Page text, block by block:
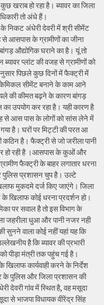
खराब हो रहा है। ब्यावर का जिला
तो अंधे हैं।
निकट अंधेरी देवरी में श्री सीमेंट
आसपास के ग्रामीणों का जीना
औद्योगिक घराने का है। यूं तो
प्लांट की वजह से ग्रामीणों को
पिछले कुछ दिनों में फैक्ट्री में
केमिकल सीमेंट बनाने के काम आने
की कीमत बढ़ने के कारण बांगड़
उपयोग कर रहा है। यही कारण है
से आस पास के लोगों को सांस लेने में
गया है। घरों पर मिट्टी की परत आ
कठिन है। फैक्ट्री से जो जरीला पानी
हो रही है ।आसपास के कुओं और
फैक्ट्री के बाहर लगातार धरना
पुलिस प्रशासन चुप है। उल्टे
मुकदमे दर्ज किए जाएंगे। जिला
खिलाफ कोई धरना प्रदर्शन हो।
पर सवाल है तो इस विभाग के
जहरीला धुआ और पानी नजर नही
सुनने वाला कोई नहीं यहां यह कि
है कि ब्यावर की प्रभारी
पीड़ा मंत्री तक पहुंच गई है।
कार्यवाही करने के निर्देश
के पुलिस और जिला प्रशासन की
देवरी गांव में स्थित है, वह मसूदा
से भाजपा विधायक वीरेंद्र सिंह